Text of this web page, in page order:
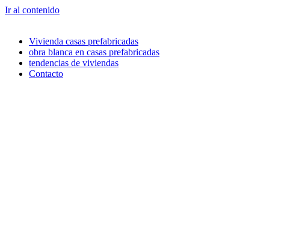
Ir al contenido
Vivienda casas prefabricadas
obra blanca en casas prefabricadas
tendencias de viviendas
Contacto